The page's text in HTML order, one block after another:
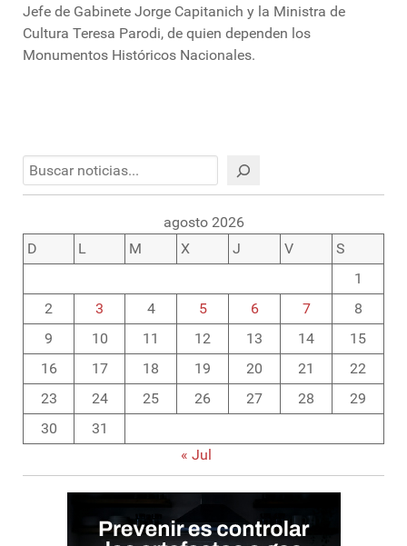
Jefe de Gabinete Jorge Capitanich y la Ministra de
Cultura Teresa Parodi, de quien dependen los
Monumentos Históricos Nacionales.
Buscar
agosto 2026
D
L M X J V
S
1
2
3 4 5 6 7
8
9
10 11 12 13 14
15
16
17 18 19 20 21
22
23
24 25 26 27 28
29
30
31
« Jul